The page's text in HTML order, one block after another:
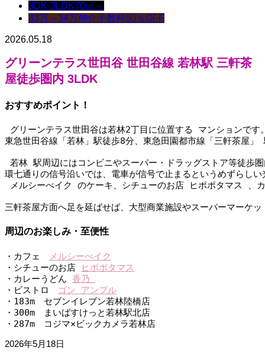
3DK-3LDK70㎡～
33万～34万仲介手数料50％OFF
2026.05.18
グリーンテラス世田谷世田谷線 若林駅 三軒茶
屋徒歩圏内 3LDK
おすすめポイント！
グリーンテラス世田谷は若林2丁目に位置する マンションです
東急世田谷線「若林」駅徒歩8分、東急田園都市線「三軒茶屋」
若林 駅周辺にはコンビニやスーパー・ドラッグストア等徒歩
環七通りの信号沿いでは、電車が信号で止まるというめずらし
メルシーべイク のケーキ、シチューのお店 ヒポポタマス 、
三軒茶屋方面へ足を延ばせば、大型商業施設やスーパーマーケ
周辺のお楽しみ・至便性
・カフェ
メルシーべイク
・シチューのお店
ヒポポタマス
・カレーうどん 香乃
・ビストロ
ゴン アンプル
・183m　セブンイレブン若林陸橋店
・300m　まいばすけっと若林駅北店
・287m　コジマ×ビックカメラ若林店
2026年5月18日